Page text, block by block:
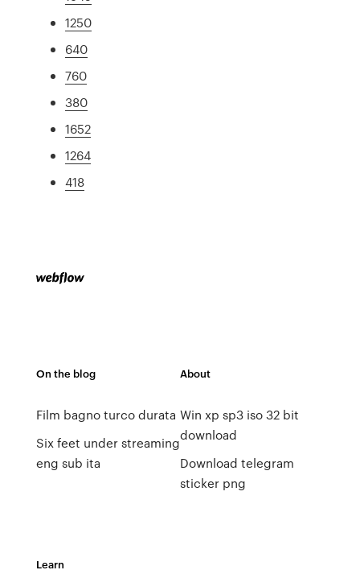
1250
640
760
380
1652
1264
418
On the blog
Film bagno turco durata
Six feet under streaming
eng sub ita
About
Win xp sp3 iso 32 bit
download
Download telegram
sticker png
Learn